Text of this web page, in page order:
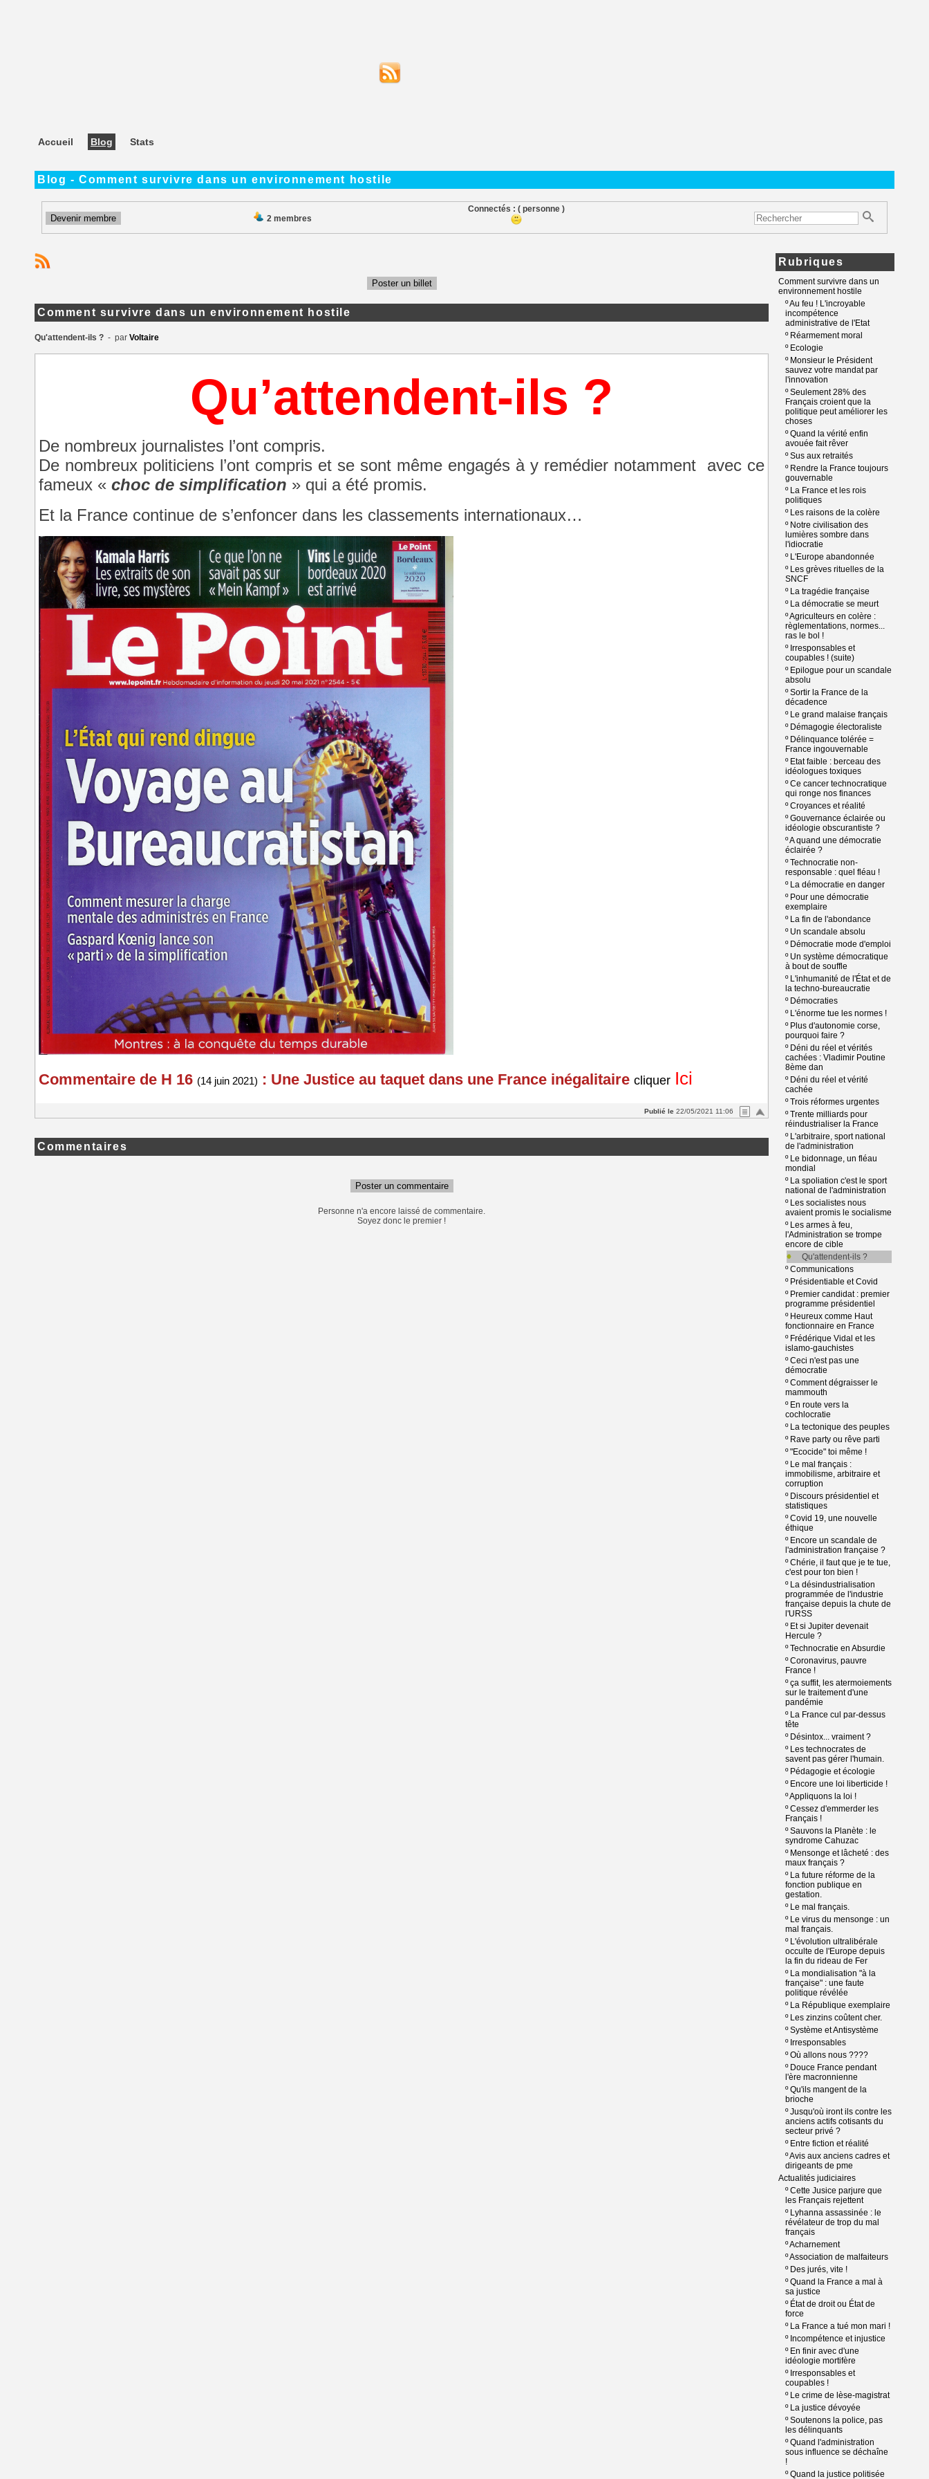
Accueil Blog Stats
Blog - Comment survivre dans un environnement hostile
Devenir membre 2 membres
Connectés : ( personne )
Poster un billet
Comment survivre dans un environnement hostile
Qu'attendent-ils ? - par Voltaire
Qu’attendent-ils ?
De nombreux journalistes l’ont compris.
De nombreux politiciens l’ont compris et se sont même engagés à y remédier notamment avec ce
fameux « choc de simplification » qui a été promis.
Et la France continue de s’enfoncer dans les classements internationaux…
Commentaire de H 16 (14 juin 2021) : Une Justice au taquet dans une France inégalitaire cliquer Ici
Publié le 22/05/2021 11:06
Commentaires
Poster un commentaire
Personne n'a encore laissé de commentaire.
Soyez donc le premier !
Rubriques
Comment survivre dans un
environnement hostile
ºAu feu ! L'incroyable
incompétence
administrative de l'Etat
º Réarmement moral
º Ecologie
º Monsieur le Président
sauvez votre mandat par
l'innovation
ºSeulement 28% des
Français croient que la
politique peut améliorer les
choses
ºQuand la vérité enfin
avouée fait rêver
ºSus aux retraités
º Rendre la France toujours
gouvernable
º La France et les rois
politiques
º Les raisons de la colère
º Notre civilisation des
lumières sombre dans
l'idiocratie
º L'Europe abandonnée
º Les grèves rituelles de la
SNCF
º La tragédie française
º La démocratie se meurt
ºAgriculteurs en colère :
règlementations, normes...
ras le bol !
º Irresponsables et
coupables ! (suite)
º Epilogue pour un scandale
absolu
ºSortir la France de la
décadence
º Le grand malaise français
º Démagogie électoraliste
º Délinquance tolérée =
France ingouvernable
º Etat faible : berceau des
idéologues toxiques
ºCe cancer technocratique
qui ronge nos finances
ºCroyances et réalité
ºGouvernance éclairée ou
idéologie obscurantiste ?
ºA quand une démocratie
éclairée ?
ºTechnocratie non-
responsable : quel fléau !
º La démocratie en danger
º Pour une démocratie
exemplaire
º La fin de l'abondance
º Un scandale absolu
º Démocratie mode d'emploi
º Un système démocratique
à bout de souffle
º L'inhumanité de l'État et de
la techno-bureaucratie
º Démocraties
º L'énorme tue les normes !
º Plus d'autonomie corse,
pourquoi faire ?
º Déni du réel et vérités
cachées : Vladimir Poutine
8ème dan
º Déni du réel et vérité
cachée
ºTrois réformes urgentes
ºTrente milliards pour
réindustrialiser la France
º L'arbitraire, sport national
de l'administration
º Le bidonnage, un fléau
mondial
º La spoliation c'est le sport
national de l'administration
º Les socialistes nous
avaient promis le socialisme
º Les armes à feu,
l'Administration se trompe
encore de cible
Qu'attendent-ils ?
ºCommunications
º Présidentiable et Covid
º Premier candidat : premier
programme présidentiel
º Heureux comme Haut
fonctionnaire en France
º Frédérique Vidal et les
islamo-gauchistes
ºCeci n'est pas une
démocratie
ºComment dégraisser le
mammouth
º En route vers la
cochlocratie
º La tectonique des peuples
º Rave party ou rêve parti
º"Ecocide" toi même !
º Le mal français :
immobilisme, arbitraire et
corruption
º Discours présidentiel et
statistiques
ºCovid 19, une nouvelle
éthique
º Encore un scandale de
l'administration française ?
ºChérie, il faut que je te tue,
c'est pour ton bien !
º La désindustrialisation
programmée de l'industrie
française depuis la chute de
l'URSS
º Et si Jupiter devenait
Hercule ?
ºTechnocratie en Absurdie
ºCoronavirus, pauvre
France !
ºça suffit, les atermoiements
sur le traitement d'une
pandémie
º La France cul par-dessus
tête
º Désintox... vraiment ?
º Les technocrates de
savent pas gérer l'humain.
º Pédagogie et écologie
º Encore une loi liberticide !
ºAppliquons la loi !
ºCessez d'emmerder les
Français !
ºSauvons la Planète : le
syndrome Cahuzac
º Mensonge et lâcheté : des
maux français ?
º La future réforme de la
fonction publique en
gestation.
º Le mal français.
º Le virus du mensonge : un
mal français.
º L'évolution ultralibérale
occulte de l'Europe depuis
la fin du rideau de Fer
º La mondialisation "à la
française" : une faute
politique révélée
º La République exemplaire
º Les zinzins coûtent cher.
ºSystème et Antisystème
º Irresponsables
ºOù allons nous ????
º Douce France pendant
l'ère macronnienne
ºQu'ils mangent de la
brioche
ºJusqu'où iront ils contre les
anciens actifs cotisants du
secteur privé ?
º Entre fiction et réalité
ºAvis aux anciens cadres et
dirigeants de pme
Actualités judiciaires
ºCette Jusice parjure que
les Français rejettent
º Lyhanna assassinée : le
révélateur de trop du mal
français
ºAcharnement
ºAssociation de malfaiteurs
º Des jurés, vite !
ºQuand la France a mal à
sa justice
º État de droit ou État de
force
º La France a tué mon mari !
º Incompétence et injustice
º En finir avec d'une
idéologie mortifère
º Irresponsables et
coupables !
º Le crime de lèse-magistrat
º La justice dévoyée
ºSoutenons la police, pas
les délinquants
ºQuand l'administration
sous influence se déchaîne
!
ºQuand la justice politisée